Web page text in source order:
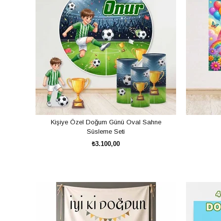
Minecraft Doğum Günü Afiş Seti
LOL Bebek Doğum Günü Afiş Seti
Unicorn Doğum Günü Afiş Seti
Prenses Doğum Günü Afiş Seti
Frozen Doğum Günü Afiş Seti
Spiderman Doğum Günü Afiş Seti
Cars Doğum Günü Afiş Seti
Avengers Doğum Günü Afiş Seti
Yetişkin Doğum Günleri İçin Afiş Setleri
Afiş setleri yalnızca çocuk organizasyonları için değil, yetişkin
Kişiye Özel Doğum Günü Oval Sahne
Süsleme Seti
₺3.100,00